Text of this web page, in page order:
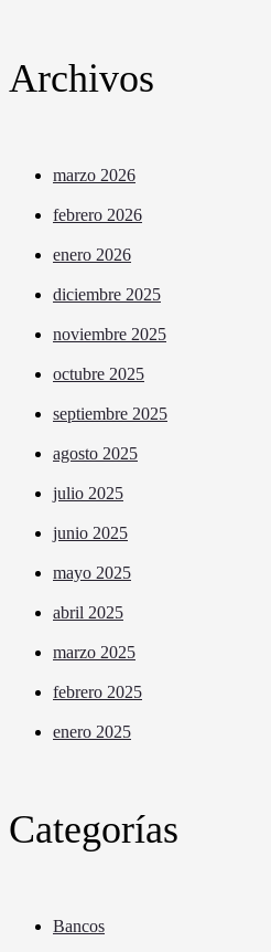
Archivos
marzo 2026
febrero 2026
enero 2026
diciembre 2025
noviembre 2025
octubre 2025
septiembre 2025
agosto 2025
julio 2025
junio 2025
mayo 2025
abril 2025
marzo 2025
febrero 2025
enero 2025
Categorías
Bancos